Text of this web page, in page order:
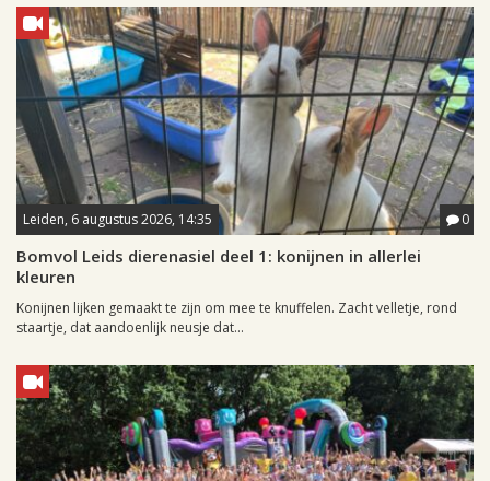
Leiden, 6 augustus 2026, 14:35 0
Bomvol Leids dierenasiel deel 1: konijnen in allerlei
kleuren
Konijnen lijken gemaakt te zijn om mee te knuffelen. Zacht velletje, rond
staartje, dat aandoenlijk neusje dat...